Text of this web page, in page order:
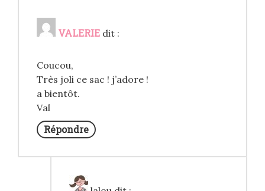
VALERIE dit :
Coucou,
Très joli ce sac ! j’adore !
a bientôt.
Val
Répondre